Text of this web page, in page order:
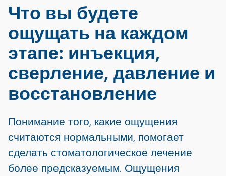
Что вы будете
ощущать на каждом
этапе: инъекция,
сверление, давление и
восстановление
Понимание того, какие ощущения
считаются нормальными, помогает
сделать стоматологическое лечение
более предсказуемым. Ощущения